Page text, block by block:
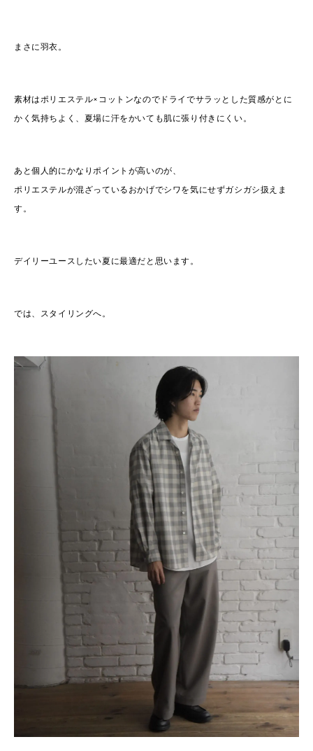
まさに羽衣。
素材はポリエステル×コットンなのでドライでサラッとした質感がとに
かく気持ちよく、夏場に汗をかいても肌に張り付きにくい。
あと個人的にかなりポイントが高いのが、
ポリエステルが混ざっているおかげでシワを気にせずガシガシ扱えま
す。
デイリーユースしたい夏に最適だと思います。
では、スタイリングへ。